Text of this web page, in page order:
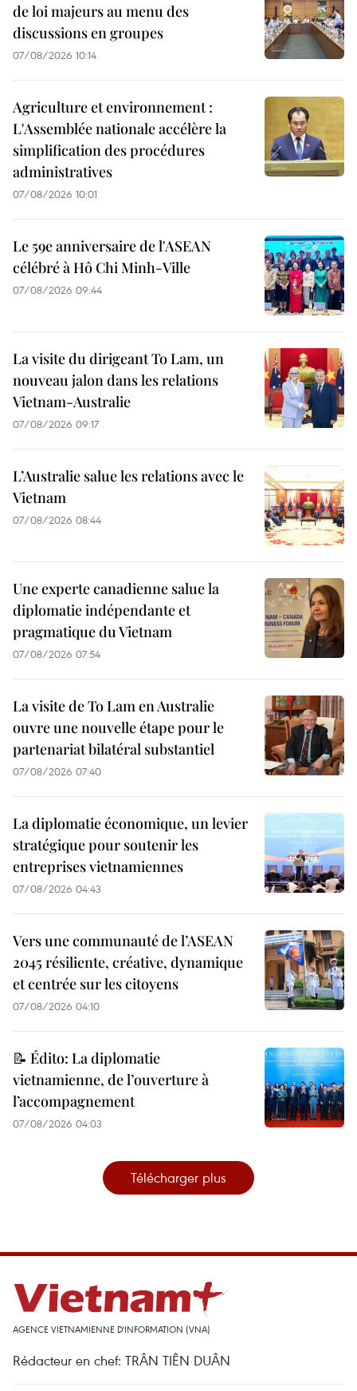
de loi majeurs au menu des
discussions en groupes
07/08/2026 10:14
Agriculture et environnement :
L'Assemblée nationale accélère la
simplification des procédures
administratives
07/08/2026 10:01
Le 59e anniversaire de l'ASEAN
célébré à Hô Chi Minh-Ville
07/08/2026 09:44
La visite du dirigeant To Lam, un
nouveau jalon dans les relations
Vietnam-Australie
07/08/2026 09:17
L’Australie salue les relations avec le
Vietnam
07/08/2026 08:44
Une experte canadienne salue la
diplomatie indépendante et
pragmatique du Vietnam
07/08/2026 07:54
La visite de To Lam en Australie
ouvre une nouvelle étape pour le
partenariat bilatéral substantiel
07/08/2026 07:40
La diplomatie économique, un levier
stratégique pour soutenir les
entreprises vietnamiennes
07/08/2026 04:43
Vers une communauté de l’ASEAN
2045 résiliente, créative, dynamique
et centrée sur les citoyens
07/08/2026 04:10
📝 Édito: La diplomatie
vietnamienne, de l’ouverture à
l’accompagnement
07/08/2026 04:03
Télécharger plus
AGENCE VIETNAMIENNE D'INFORMATION (VNA)
Rédacteur en chef: TRÂN TIÊN DUÂN